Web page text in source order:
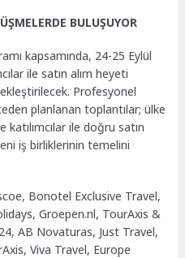
BULUŞUYOR
kapsamında, 24-25 Eylül
ile satın alım heyeti
Profesyonel
planlanan toplantılar; ülke
ile doğru satın
iş birliklerinin temelini
Bonotel Exclusive Travel,
Groepen.nl, TourAxis &
AB Novaturas, Just Travel,
Viva Travel, Europe